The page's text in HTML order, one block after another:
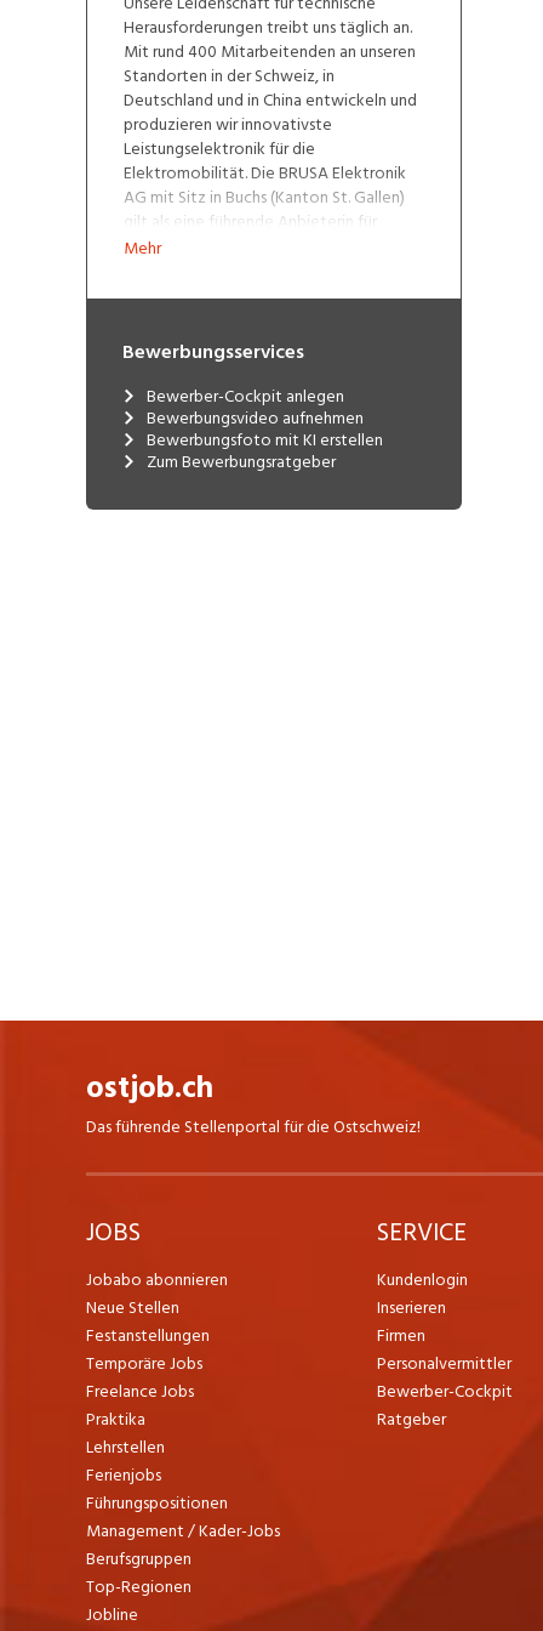
Herausforderungen treibt uns täglich an.
Mit rund 400 Mitarbeitenden an unseren
Standorten in der Schweiz, in
Deutschland und in China entwickeln und
produzieren wir innovativste
Leistungselektronik für die
Elektromobilität. Die BRUSA Elektronik
AG mit Sitz in Buchs (Kanton St. Gallen)
gilt als eine führende Anbieterin für
Leistungselektronik im Bereich E-Mobility
«BICS» fo­kus­siert sich auf die Ent­wick­lung
ven La­dens für die Au­to­mo­ti­ve An­wen­
dung.
Mehr
Bewerbungsservices
Bewerber-Cockpit anlegen
Bewerbungsvideo aufnehmen
Bewerbungsfoto mit KI erstellen
Zum Bewerbungsratgeber
ostjob.ch
Das führende Stellenportal für die Ostschweiz!
JOBS
Jobabo abonnieren
Neue Stellen
Festanstellungen
Temporäre Jobs
Freelance Jobs
Praktika
Lehrstellen
Ferienjobs
Führungspositionen
Management / Kader-Jobs
Berufsgruppen
Top-Regionen
Jobline
SERVICE
Kundenlogin
Inserieren
Firmen
Personalvermittler
Bewerber-Cockpit
Ratgeber